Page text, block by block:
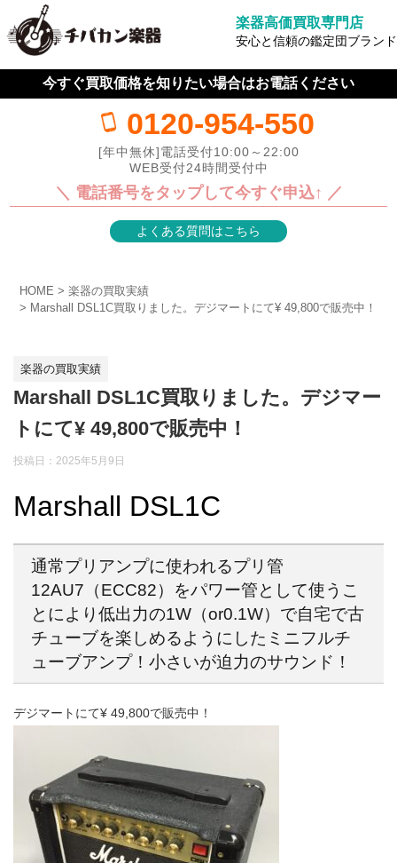
楽器高価買取専門店
安心と信頼の鑑定団ブランド
今すぐ買取価格を知りたい場合はお電話ください
0120-954-550
[年中無休]電話受付10:00～22:00
WEB受付24時間受付中
＼ 電話番号をタップして今すぐ申込↑ ／
よくある質問はこちら
HOME
楽器の買取実績
Marshall DSL1C買取りました。デジマートにて¥ 49,800で販売中！
楽器の買取実績
Marshall DSL1C買取りました。デジマー
トにて¥ 49,800で販売中！
投稿日：2025年5月9日
Marshall DSL1C
通常プリアンプに使われるプリ管
12AU7（ECC82）をパワー管として使うこ
とにより低出力の1W（or0.1W）で自宅で古
チューブを楽しめるようにしたミニフルチ
ューブアンプ！小さいが迫力のサウンド！
デジマートにて¥ 49,800で販売中！